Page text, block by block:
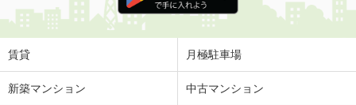
賃貸 月極駐車場
新築マンション 中古マンション